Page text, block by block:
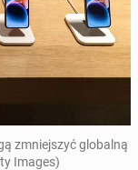
zmniejszyć globalną
Images)